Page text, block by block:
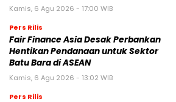
Kamis, 6 Agu 2026 - 17:00 WIB
Pers Rilis
Fair Finance Asia Desak Perbankan
Hentikan Pendanaan untuk Sektor
Batu Bara di ASEAN
Kamis, 6 Agu 2026 - 13:02 WIB
Pers Rilis